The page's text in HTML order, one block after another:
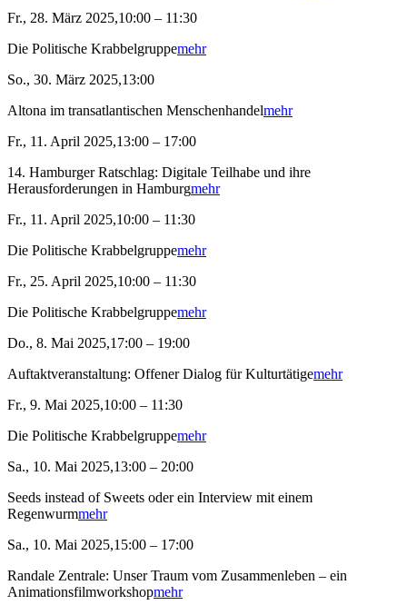
Fr., 28. März 2025,10:00 – 11:30
Die Politische Krabbelgruppemehr
So., 30. März 2025,13:00
Altona im transatlantischen Menschenhandelmehr
Fr., 11. April 2025,13:00 – 17:00
14. Hamburger Ratschlag: Digitale Teilhabe und ihre
Herausforderungen in Hamburgmehr
Fr., 11. April 2025,10:00 – 11:30
Die Politische Krabbelgruppemehr
Fr., 25. April 2025,10:00 – 11:30
Die Politische Krabbelgruppemehr
Do., 8. Mai 2025,17:00 – 19:00
Auftaktveranstaltung: Offener Dialog für Kulturtätigemehr
Fr., 9. Mai 2025,10:00 – 11:30
Die Politische Krabbelgruppemehr
Sa., 10. Mai 2025,13:00 – 20:00
Seeds instead of Sweets oder ein Interview mit einem
Regenwurmmehr
Sa., 10. Mai 2025,15:00 – 17:00
Randale Zentrale: Unser Traum vom Zusammenleben – ein
Animationsfilmworkshopmehr